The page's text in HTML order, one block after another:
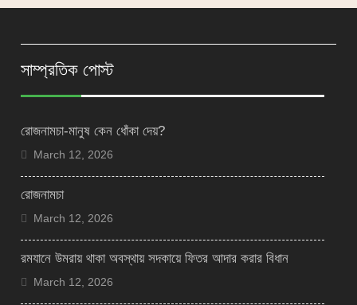
সাম্প্রতিক পোস্ট
রোজনামচা-মানুষ কেন ধোঁকা দেয়?
March 12, 2026
রোজনামচা
March 12, 2026
রমযানে উমরায় থাকা অবস্থায় সদকায়ে ফিতর আদার করার বিধান
March 12, 2026